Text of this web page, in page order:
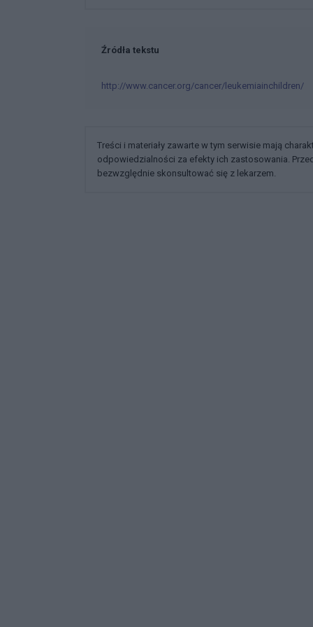
Źródła tekstu
http://www.cancer.org/cancer/leukemiainchildren/
Treści i materiały zawarte w tym serwisie mają
odpowiedzialności za efekty ich zastosowania.
bezwzględnie skonsultować się z lekarzem.